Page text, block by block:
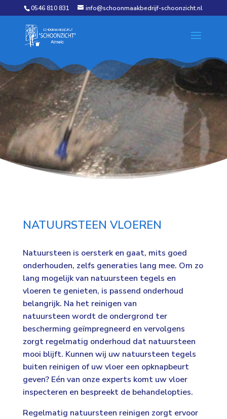
0546 810 831 info@schoonmaakbedrijf-schoonzicht.nl
NATUURSTEEN VLOEREN
Natuursteen is oersterk en gaat, mits goed
onderhouden, zelfs generaties lang mee. Om zo
lang mogelijk van natuursteen tegels en
vloeren te genieten, is passend onderhoud
belangrijk. Na het reinigen van
natuursteen wordt de ondergrond ter
bescherming geïmpregneerd en vervolgens
zorgt regelmatig onderhoud dat natuursteen
mooi blijft. Kunnen wij uw natuursteen tegels
buiten reinigen of uw vloer een opknapbeurt
geven? Eén van onze experts komt uw vloer
inspecteren en bespreekt de behandelopties.
Regelmatig natuursteen reinigen zorgt ervoor